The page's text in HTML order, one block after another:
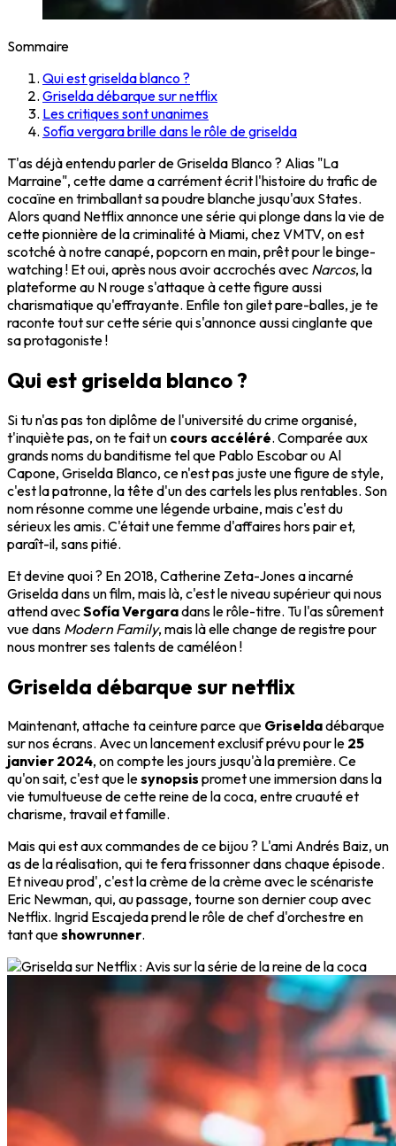
Sommaire
Qui est griselda blanco ?
Griselda débarque sur netflix
Les critiques sont unanimes
Sofía vergara brille dans le rôle de griselda
T'as déjà entendu parler de Griselda Blanco ? Alias "La
Marraine", cette dame a carrément écrit l'histoire du trafic de
cocaïne en trimballant sa poudre blanche jusqu'aux States.
Alors quand Netflix annonce une série qui plonge dans la vie de
cette pionnière de la criminalité à Miami, chez VMTV, on est
scotché à notre canapé, popcorn en main, prêt pour le binge-
watching ! Et oui, après nous avoir accrochés avec Narcos, la
plateforme au N rouge s'attaque à cette figure aussi
charismatique qu'effrayante. Enfile ton gilet pare-balles, je te
raconte tout sur cette série qui s'annonce aussi cinglante que
sa protagoniste !
Qui est griselda blanco ?
Si tu n'as pas ton diplôme de l'université du crime organisé,
t'inquiète pas, on te fait un cours accéléré. Comparée aux
grands noms du banditisme tel que Pablo Escobar ou Al
Capone, Griselda Blanco, ce n'est pas juste une figure de style,
c'est la patronne, la tête d'un des cartels les plus rentables. Son
nom résonne comme une légende urbaine, mais c'est du
sérieux les amis. C'était une femme d'affaires hors pair et,
paraît-il, sans pitié.
Et devine quoi ? En 2018, Catherine Zeta-Jones a incarné
Griselda dans un film, mais là, c'est le niveau supérieur qui nous
attend avecSofía Vergaradans le rôle-titre. Tu l'as sûrement
vue dans Modern Family, mais là elle change de registre pour
nous montrer ses talents de caméléon !
Griselda débarque sur netflix
Maintenant, attache ta ceinture parce que Griseldadébarque
sur nos écrans. Avec un lancement exclusif prévu pour le 25
janvier 2024, on compte les jours jusqu'à la première. Ce
qu'on sait, c'est que lesynopsis promet une immersion dans la
vie tumultueuse de cette reine de la coca, entre cruauté et
charisme, travail et famille.
Mais qui est aux commandes de ce bijou ? L'ami Andrés Baiz, un
as de la réalisation, qui te fera frissonner dans chaque épisode.
Et niveau prod', c'est la crème de la crème avec le scénariste
Eric Newman, qui, au passage, tourne son dernier coup avec
Netflix. Ingrid Escajeda prend le rôle de chef d'orchestre en
tant queshowrunner.